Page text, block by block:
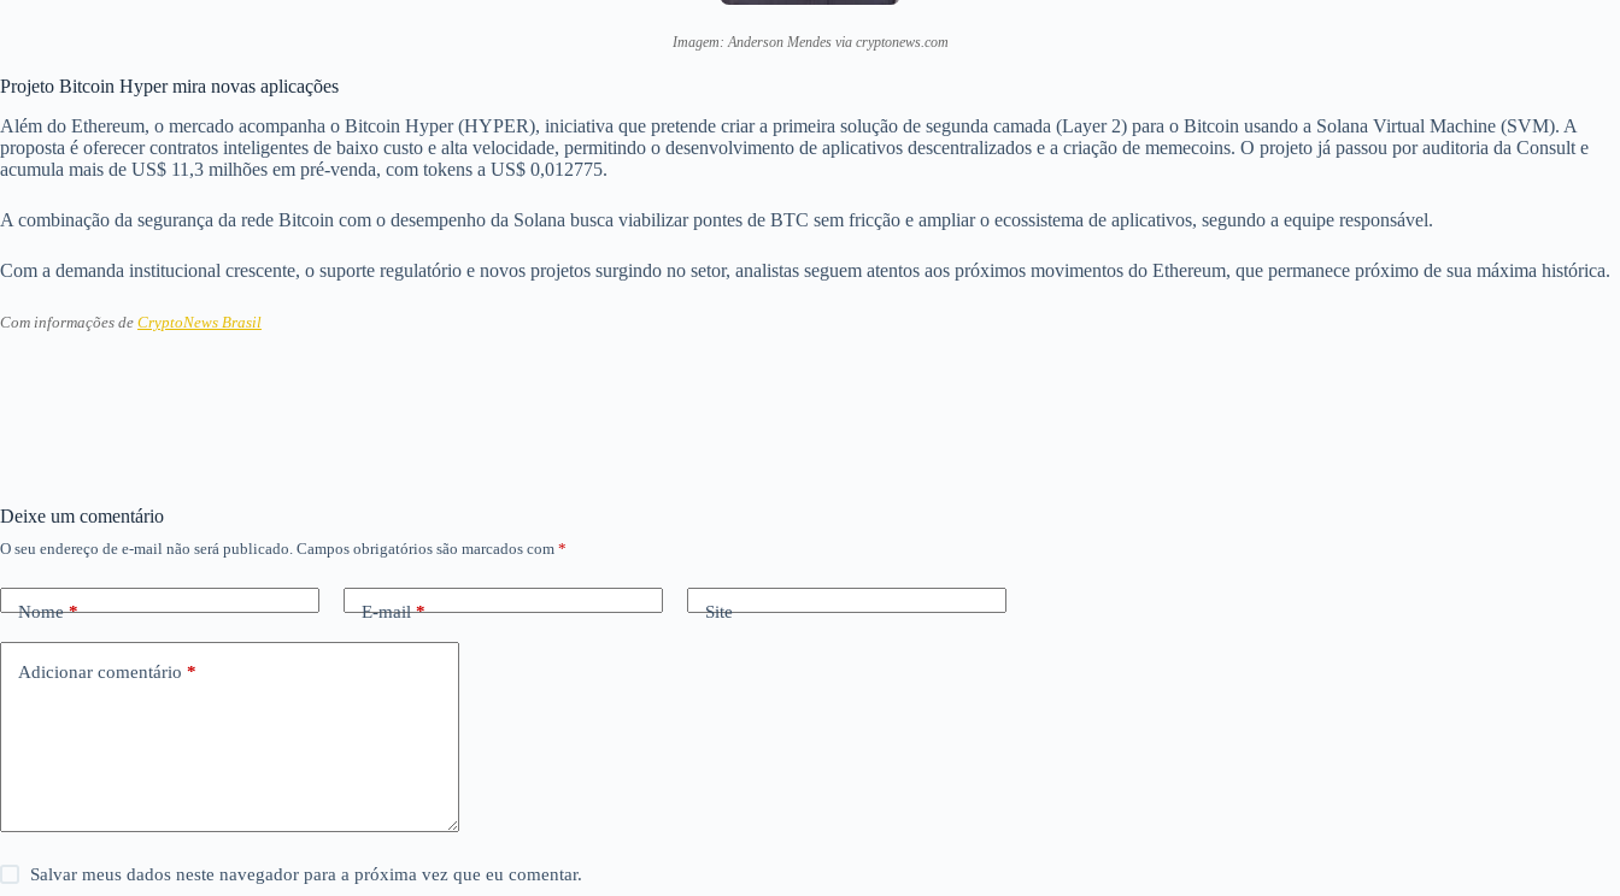
Imagem: Anderson Mendes via cryptonews.com
Projeto Bitcoin Hyper mira novas aplicações
Além do Ethereum, o mercado acompanha o Bitcoin Hyper (HYPER), iniciativa que pretende criar a primeira solução de segunda camada (Layer 2) para o Bitcoin usando a Solana Virtual Machine (SVM). A
proposta é oferecer contratos inteligentes de baixo custo e alta velocidade, permitindo o desenvolvimento de aplicativos descentralizados e a criação de memecoins. O projeto já passou por auditoria da Consult e
acumula mais de US$ 11,3 milhões em pré-venda, com tokens a US$ 0,012775.
A combinação da segurança da rede Bitcoin com o desempenho da Solana busca viabilizar pontes de BTC sem fricção e ampliar o ecossistema de aplicativos, segundo a equipe responsável.
Com a demanda institucional crescente, o suporte regulatório e novos projetos surgindo no setor, analistas seguem atentos aos próximos movimentos do Ethereum, que permanece próximo de sua máxima histórica.
Com informações de CryptoNews Brasil
Deixe um comentário
O seu endereço de e-mail não será publicado. Campos obrigatórios são marcados com *
Nome* E-mail* Site
Adicionar comentário *
Salvar meus dados neste navegador para a próxima vez que eu comentar.